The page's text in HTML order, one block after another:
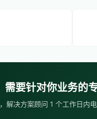
需要针对你业务的
解决方案顾问 1 个工作日内